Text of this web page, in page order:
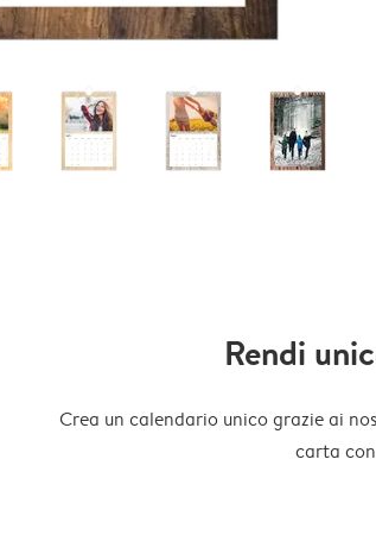
Rendi
Crea un calendario unico grazie ai
carta